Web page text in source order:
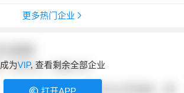
更多热门企业
成为VIP, 查看剩余全部企业
打开APP